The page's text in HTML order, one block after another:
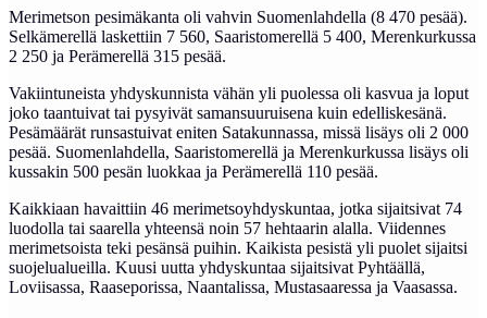
Merimetson pesimäkanta oli vahvin Suomenlahdella (8 470 pesää).
Selkämerellä laskettiin 7 560, Saaristomerellä 5 400, Merenkurkussa
2 250 ja Perämerellä 315 pesää.
Vakiintuneista yhdyskunnista vähän yli puolessa oli kasvua ja loput
joko taantuivat tai pysyivät samansuuruisena kuin edelliskesänä.
Pesämäärät runsastuivat eniten Satakunnassa, missä lisäys oli 2 000
pesää. Suomenlahdella, Saaristomerellä ja Merenkurkussa lisäys oli
kussakin 500 pesän luokkaa ja Perämerellä 110 pesää.
Kaikkiaan havaittiin 46 merimetsoyhdyskuntaa, jotka sijaitsivat 74
luodolla tai saarella yhteensä noin 57 hehtaarin alalla. Viidennes
merimetsoista teki pesänsä puihin. Kaikista pesistä yli puolet sijaitsi
suojelualueilla. Kuusi uutta yhdyskuntaa sijaitsivat Pyhtäällä,
Loviisassa, Raaseporissa, Naantalissa, Mustasaaressa ja Vaasassa.